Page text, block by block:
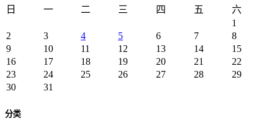
日
一 二 三 四 五
六
1
2
3 4 5 6 7
8
9
10 11 12 13 14
15
16
17 18 19 20 21
22
23
24 25 26 27 28
29
30
31
分类